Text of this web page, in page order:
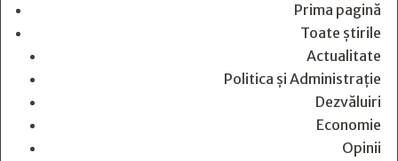
Prima pagină
Toate știrile
Actualitate
Politica și Administrație
Dezvăluiri
Economie
Opinii